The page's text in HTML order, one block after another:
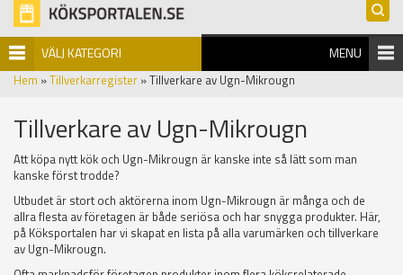
VÄLJ KATEGORI MENU
Hem »Tillverkarregister » Tillverkare av Ugn-Mikrougn
Tillverkare av Ugn-Mikrougn
Att köpa nytt kök och Ugn-Mikrougn är kanske inte så lätt som man
kanske först trodde?
Utbudet är stort och aktörerna inom Ugn-Mikrougn är många och de
allra flesta av företagen är både seriösa och har snygga produkter. Här,
på Köksportalen har vi skapat en lista på alla varumärken och tillverkare
av Ugn-Mikrougn.